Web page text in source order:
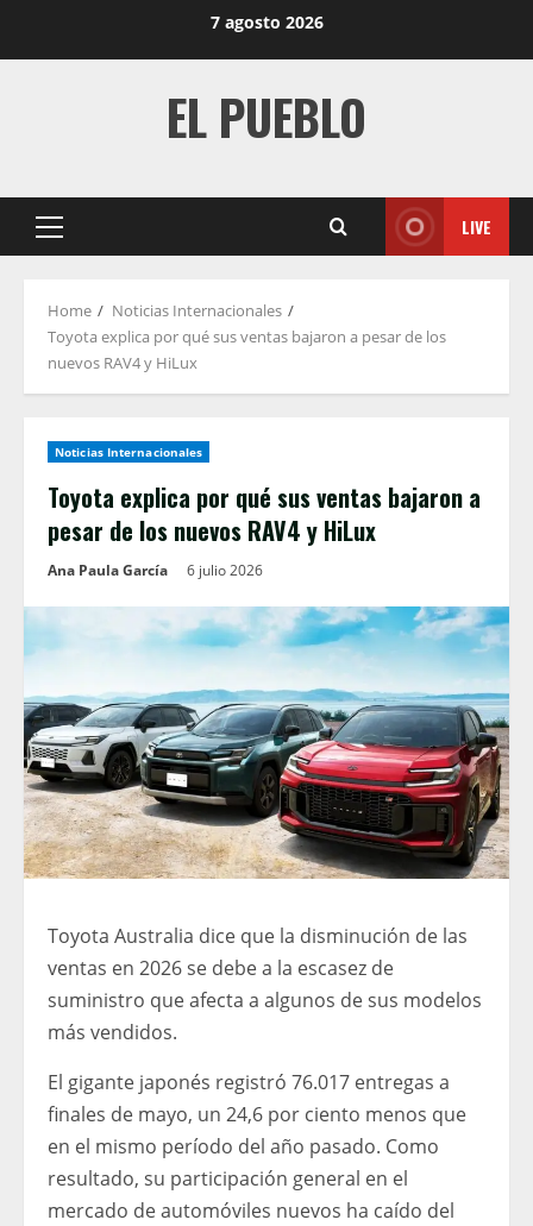
7 agosto 2026
EL PUEBLO
Primary
LIVE
Home
Noticias Internacionales
Toyota explica por qué sus ventas bajaron a pesar de los
nuevos RAV4 y HiLux
Noticias Internacionales
Toyota explica por qué sus ventas bajaron a
pesar de los nuevos RAV4 y HiLux
Ana Paula García 6 julio 2026
Toyota Australia dice que la disminución de las
ventas en 2026 se debe a la escasez de
suministro que afecta a algunos de sus modelos
más vendidos.
El gigante japonés registró 76.017 entregas a
finales de mayo, un 24,6 por ciento menos que
en el mismo período del año pasado. Como
resultado, su participación general en el
mercado de automóviles nuevos ha caído del